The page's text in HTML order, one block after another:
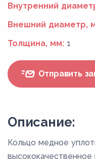
Внутренний
Внешний диаметр,
Толщина, мм: 1
Отправить
Описание:
Кольцо медное
высококачественное